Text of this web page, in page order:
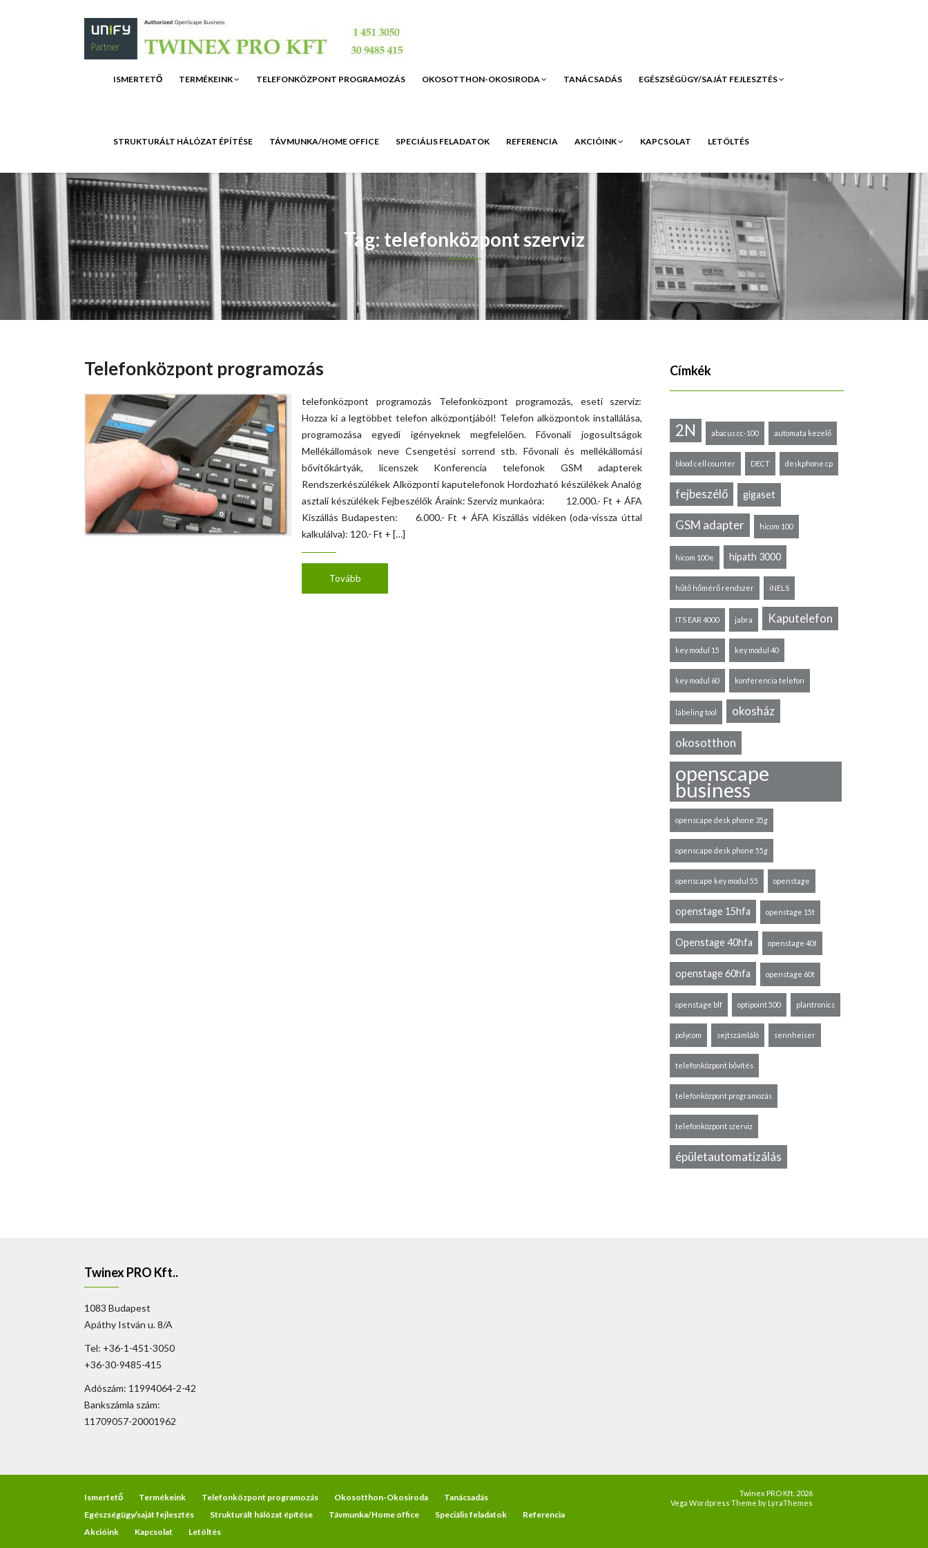
ISMERTETŐ TERMÉKEINK TELEFONKÖZPONT PROGRAMOZÁS OKOSOTTHON-OKOSIRODA TANÁCSADÁS EGÉSZSÉGÜGY/SAJÁT FEJLESZTÉS
STRUKTURÁLT HÁLÓZAT ÉPÍTÉSE TÁVMUNKA/HOME OFFICE SPECIÁLIS FELADATOK REFERENCIA AKCIÓINK KAPCSOLAT LETÖLTÉS
Tag: telefonközpont szerviz
Telefonközpont programozás
telefonközpont programozás Telefonközpont programozás, eseti szerviz:
Hozza ki a legtöbbet telefon alközpontjából! Telefon alközpontok installálása,
programozása egyedi igényeknek megfelelően. Fővonali jogosultságok
Mellékállomások neve Csengetési sorrend stb. Fővonali és mellékállomási
bővítőkártyák, licenszek Konferencia telefonok GSM adapterek
Rendszerkészülékek Alközponti kaputelefonok Hordozható készülékek Analóg
asztali készülékek Fejbeszélők Áraink: Szerviz munkaóra: 12.000.- Ft + ÁFA
Kiszállás Budapesten: 6.000.- Ft + ÁFA Kiszállás vidéken (oda-vissza úttal
kalkulálva): 120.- Ft + […]
Tovább
Címkék
2N abacus cc-100 automata kezelő
blood cell counter DECT deskphone cp
fejbeszélő gigaset
GSM adapter hicom 100
hicom 100e hipath 3000
hűtő hőmérő rendszer iNELS
ITS EAR 4000 jabra Kaputelefon
key modul 15 key modul 40
key modul 60 konferencia telefon
labeling tool okosház
okosotthon
openscape
business
openscape desk phone 35g
openscape desk phone 55g
openscape key modul 55 openstage
openstage 15hfa openstage 15t
Openstage 40hfa openstage 40t
openstage 60hfa openstage 60t
openstage blf optipoint 500 plantronics
polycom sejtszámláló sennheiser
telefonközpont bővítés
telefonközpont programozás
telefonközpont szerviz
épületautomatizálás
Twinex PRO Kft..
1083 Budapest
Apáthy István u. 8/A
Tel: +36-1-451-3050
+36-30-9485-415
Adószám: 11994064-2-42
Bankszámla szám:
11709057-20001962
Ismertető Termékeink Telefonközpont programozás Okosotthon-Okosiroda
Tanácsadás
Egészségügy/saját fejlesztés
Strukturált hálózat építése Távmunka/Home office Speciális feladatok
Referencia
Akcióink
Kapcsolat Letöltés
Twinex PRO Kft. 2026
Vega Wordpress Theme byLyraThemes